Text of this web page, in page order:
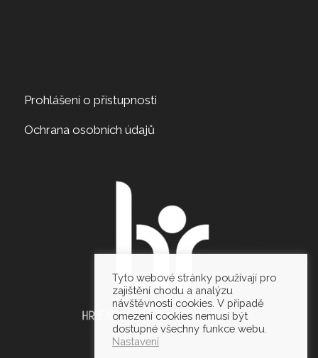
Prohlášení o přístupnosti
Ochrana osobních údajů
Tyto webové stránky používají pro
zajištění chodu a analýzu
návštěvnosti cookies. V případě
omezení cookies nemusí být
dostupné všechny funkce webu.
Nastavení